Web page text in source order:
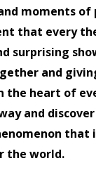
moments of
that every
surprising
and
the heart of
and
that
the world.
scegliere i migliori
pubblico
2026
bolle
bolle per
elegante, visivo
2026